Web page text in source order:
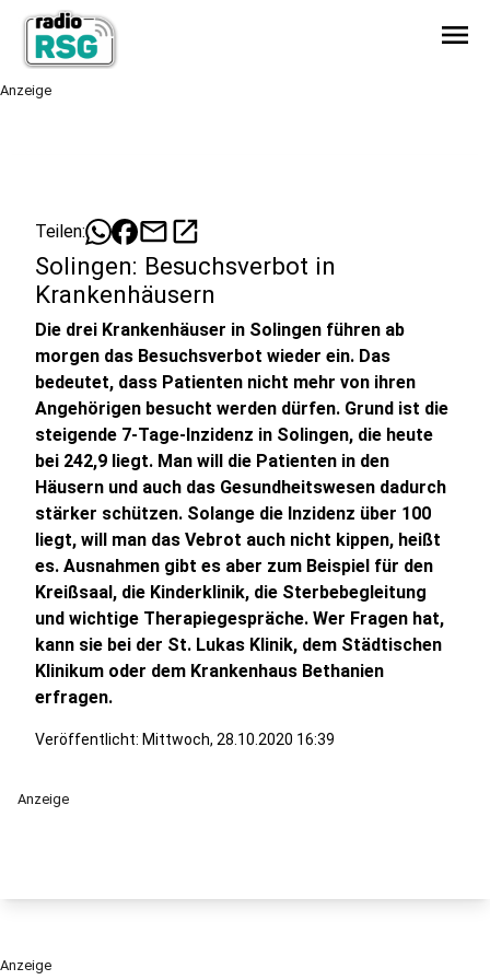
menu
Anzeige
Teilen: mailopen_in_new
Solingen: Besuchsverbot in
Krankenhäusern
Die drei Krankenhäuser in Solingen führen ab
morgen das Besuchsverbot wieder ein. Das
bedeutet, dass Patienten nicht mehr von ihren
Angehörigen besucht werden dürfen. Grund ist die
steigende 7-Tage-Inzidenz in Solingen, die heute
bei 242,9 liegt. Man will die Patienten in den
Häusern und auch das Gesundheitswesen dadurch
stärker schützen. Solange die Inzidenz über 100
liegt, will man das Vebrot auch nicht kippen, heißt
es. Ausnahmen gibt es aber zum Beispiel für den
Kreißsaal, die Kinderklinik, die Sterbebegleitung
und wichtige Therapiegespräche. Wer Fragen hat,
kann sie bei der St. Lukas Klinik, dem Städtischen
Klinikum oder dem Krankenhaus Bethanien
erfragen.
Veröffentlicht: Mittwoch, 28.10.2020 16:39
Anzeige
Anzeige